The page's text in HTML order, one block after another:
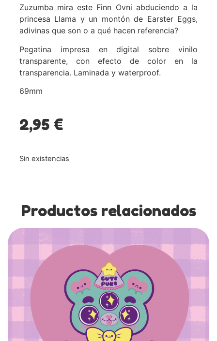
Zuzumba mira este Finn Ovni abduciendo a la
princesa Llama y un montón de Earster Eggs,
adivinas que son o a qué hacen referencia?
Pegatina impresa en digital sobre vinilo
transparente, con efecto de color en la
transparencia. Laminada y waterproof.
69mm
2,95 €
Sin existencias
Productos relacionados